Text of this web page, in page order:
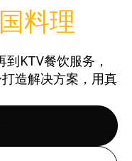
料理
KTV餐饮服务，
造解决方案，用真